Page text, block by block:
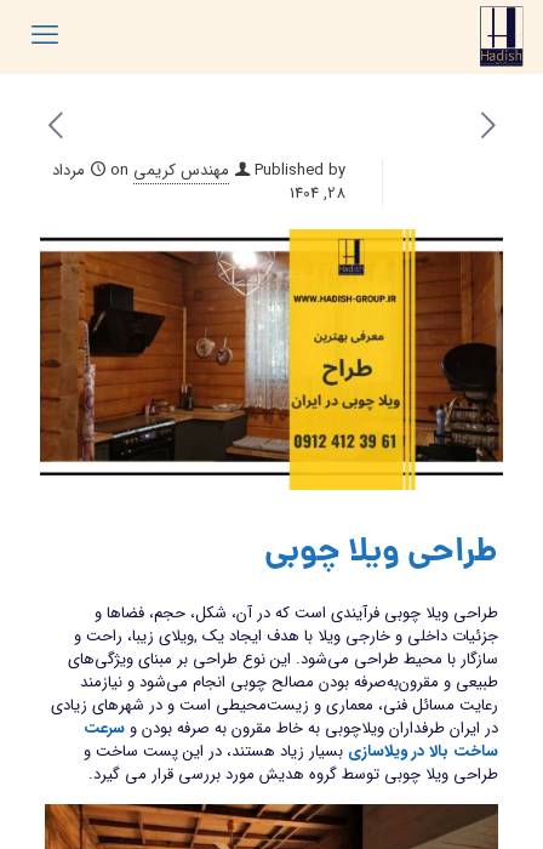
Published by مهندس کریمی on
مرداد
28, 1404
طراحی ویلا چوبی
طراحی ویلا چوبی فرآیندی است که در آن، شکل، حجم، فضاها و
جزئیات داخلی و خارجی ویلا با هدف ایجاد یک ,ویلای زیبا، راحت و
سازگار با محیط طراحی می‌شود. این نوع طراحی بر مبنای ویژگی‌های
طبیعی و مقرون‌به‌صرفه بودن مصالح چوبی انجام می‌شود و نیازمند
رعایت مسائل فنی، معماری و زیست‌محیطی است و در شهرهای زیادی
در ایران طرفداران ویلاچوبی به خاط مقرون به صرفه بودن و سرعت
ساخت بالا در ویلاسازی بسیار زیاد هستند، در این پست ساخت و
طراحی ویلا چوبی توسط گروه هدیش مورد بررسی قرار می گیرد.